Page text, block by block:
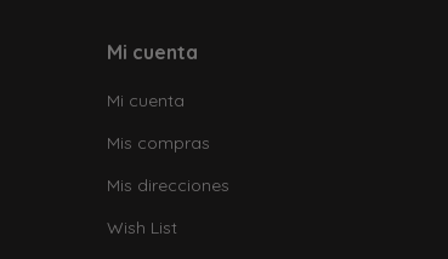
Mi cuenta
Mi cuenta
Mis compras
Mis direcciones
Wish List